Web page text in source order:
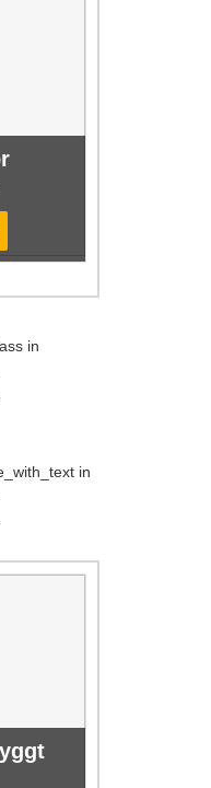
in
in